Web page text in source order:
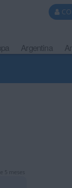
Argentina
5 meses